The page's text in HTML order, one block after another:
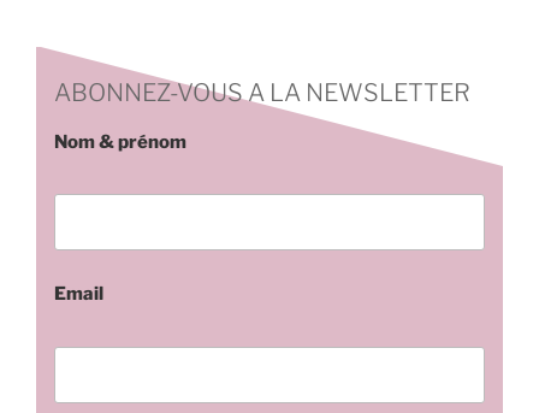
ABONNEZ-VOUS A LA NEWSLETTER
Nom & prénom
Email